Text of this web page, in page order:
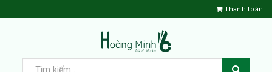
Thanh toán